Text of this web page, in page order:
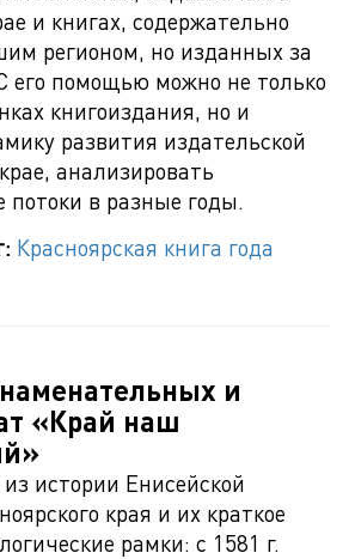
и книгах, содержательно
регионом, но изданных за
его помощью можно не только
книгоиздания, но и
развития издательской
анализировать
потоки в разные годы.
Красноярская книга года
и
«Край наш
истории Енисейской
края и их краткое
рамки: с 1581 г.